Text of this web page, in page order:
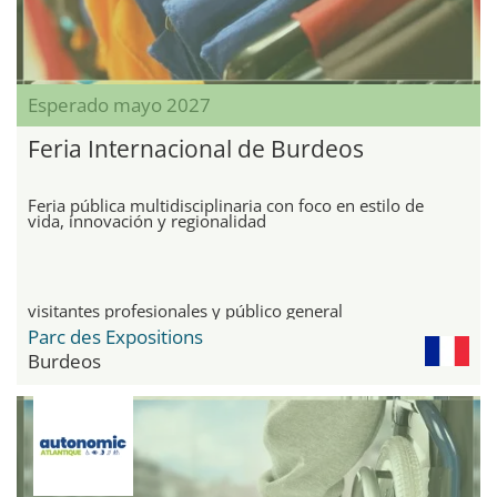
Esperado mayo 2027
Feria Internacional de Burdeos
Feria pública multidisciplinaria con foco en estilo de
vida, innovación y regionalidad
visitantes profesionales y público general
Parc des Expositions
Burdeos